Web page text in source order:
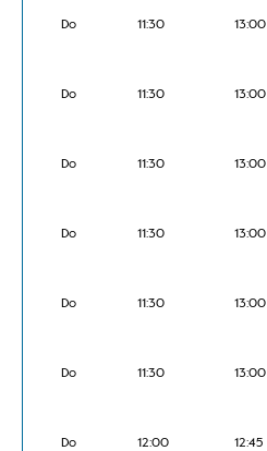
Do 11:30 13:00
Do 11:30 13:00
Do 11:30 13:00
Do 11:30 13:00
Do 11:30 13:00
Do 11:30 13:00
Do 12:00 12:45